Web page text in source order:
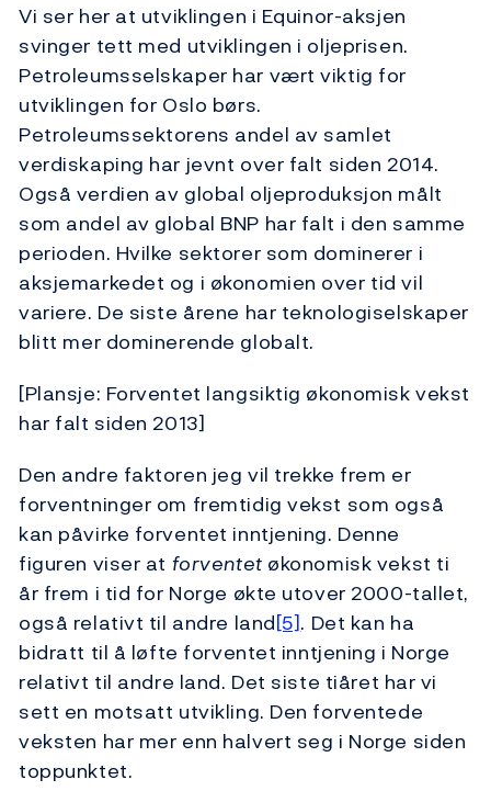
Vi ser her at utviklingen i Equinor-aksjen
svinger tett med utviklingen i oljeprisen.
Petroleumsselskaper har vært viktig for
utviklingen for Oslo børs.
Petroleumssektorens andel av samlet
verdiskaping har jevnt over falt siden 2014.
Også verdien av global oljeproduksjon målt
som andel av global BNP har falt i den samme
perioden. Hvilke sektorer som dominerer i
aksjemarkedet og i økonomien over tid vil
variere. De siste årene har teknologiselskaper
blitt mer dominerende globalt.
[Plansje: Forventet langsiktig økonomisk vekst
har falt siden 2013]
Den andre faktoren jeg vil trekke frem er
forventninger om fremtidig vekst som også
kan påvirke forventet inntjening. Denne
figuren viser at forventet økonomisk vekst ti
år frem i tid for Norge økte utover 2000-tallet,
også relativt til andre land[5]. Det kan ha
bidratt til å løfte forventet inntjening i Norge
relativt til andre land. Det siste tiåret har vi
sett en motsatt utvikling. Den forventede
veksten har mer enn halvert seg i Norge siden
toppunktet.